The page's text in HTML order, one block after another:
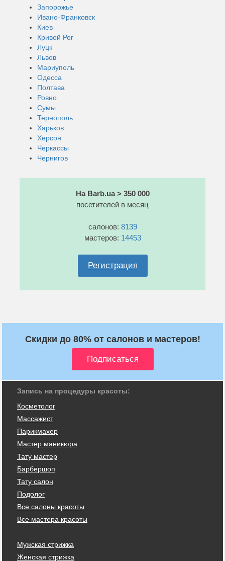
Запорожье
Ивано-Франковск
Киев
Кривой Рог
Луцк
Львов
Мариуполь
Одесса
Полтава
Ровно
Сумы
Тернополь
Харьков
Херсон
Черкассы
Чернигов
На Barb.ua > 350 000
посетителей в месяц
салонов: 8139
мастеров: 14453
Регистрация
Скидки до 80% от салонов и мастеров!
Запись на процедуры красоты:
Косметолог
Массажист
Парикмахер
Мастер маникюра
Тату мастер
Барбершоп
Тату салон
Подолог
Все салоны красоты
Все мастера красоты
Мужская стрижка
Женская стрижка